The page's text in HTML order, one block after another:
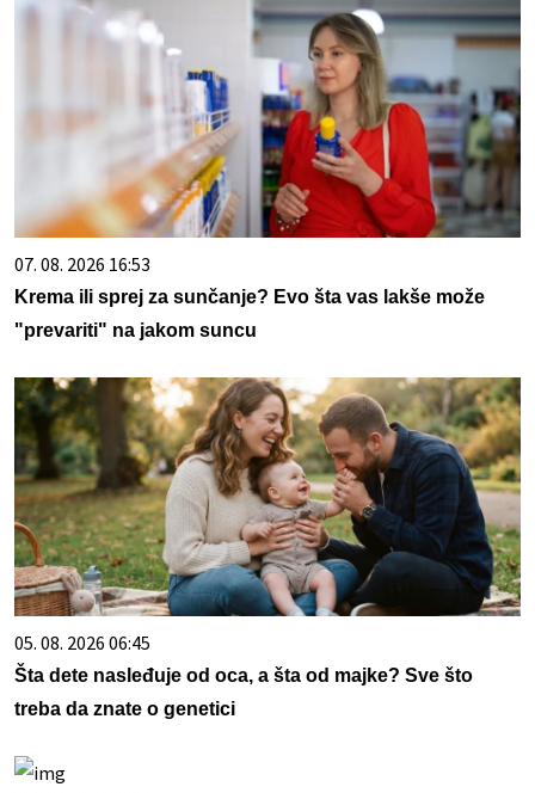
07. 08. 2026 16:53
Krema ili sprej za sunčanje? Evo šta vas lakše može
"prevariti" na jakom suncu
05. 08. 2026 06:45
Šta dete nasleđuje od oca, a šta od majke? Sve što
treba da znate o genetici